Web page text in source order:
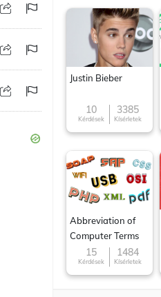
Justin Bieber
10
Kérdések
3385
Kísérletek
Abbreviation of
Computer Terms
15
Kérdések
1484
Kísérletek